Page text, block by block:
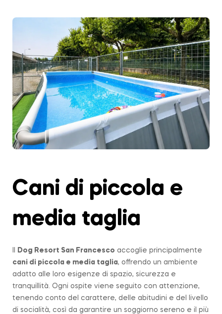
Cani di piccola e
media taglia
Dog Resort San Francesco accoglie principalmente
cani di piccola e media taglia, offrendo un ambiente
adatto alle loro esigenze di spazio, sicurezza e
tranquillità. Ogni ospite viene seguito con attenzione,
tenendo conto del carattere, delle abitudini e del livello
di socialità, così da garantire un soggiorno sereno e il più